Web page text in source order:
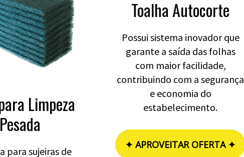
Limpeza
Pesada
para sujeiras de
Toalha Autocorte
Possui sistema inovador que
garante a saída das folhas
com maior facilidade,
contribuindo com a segurança
e economia do
estabelecimento.
✦ APROVEITAR OFERTA ✦